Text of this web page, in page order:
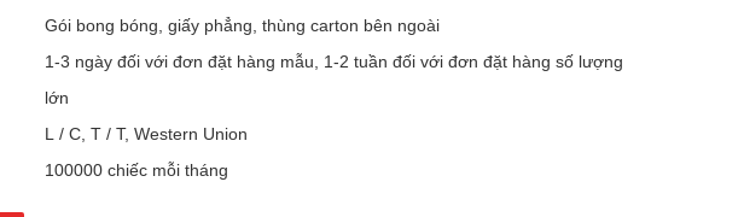
Gói bong bóng, giấy phẳng, thùng carton bên ngoài
1-3 ngày đối với đơn đặt hàng mẫu, 1-2 tuần đối với đơn đặt hàng số lượng
lớn
L / C, T / T, Western Union
100000 chiếc mỗi tháng